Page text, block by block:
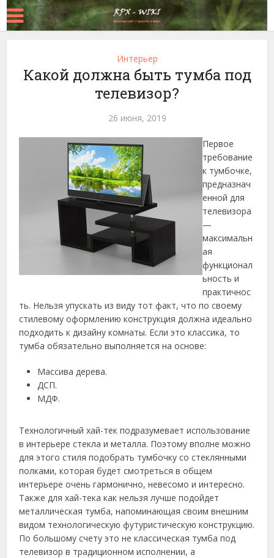
Интерьер
Какой должна быть тумба под
телевизор?
26 июня, 2019
Первое
требование
к тумбочке,
предназнач
енной для
телевизора
—
максимальн
ая
функционал
ьность и
практичнос
ть. Нельзя упускать из виду тот факт, что по своему
стилевому оформлению конструкция должна идеально
подходить к дизайну комнаты. Если это классика, то
тумба обязательно выполняется на основе:
Массива дерева.
ДСП.
МДФ.
Технологичный хай-тек подразумевает использование
в интерьере стекла и металла. Поэтому вполне можно
для этого стиля подобрать тумбочку со стеклянными
полками, которая будет смотреться в общем
интерьере очень гармонично, невесомо и интересно.
Также для хай-тека как нельзя лучше подойдет
металлическая тумба, напоминающая своим внешним
видом технологическую футуристическую конструкцию.
По большому счету это не классическая тумба под
телевизор в традиционном исполнении, а